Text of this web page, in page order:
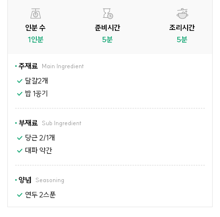
인분 수
1인분
준비시간
5분
조리시간
5분
주재료 Main Ingredient
달걀2개
밥 1공기
부재료 Sub Ingredient
당근 2/1개
대파 약간
양념 Seasoning
연두 2스푼